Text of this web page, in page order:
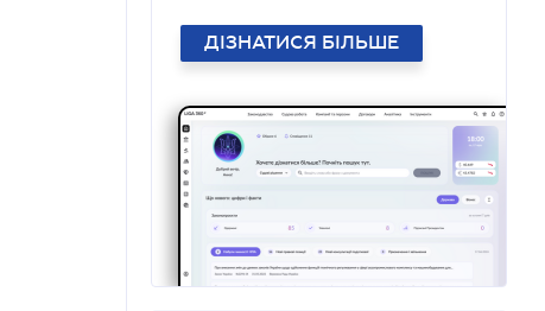
ДІЗНАТИСЯ БІЛЬШЕ